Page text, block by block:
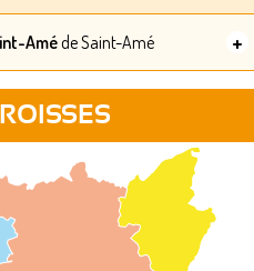
Améde Saint-Amé +